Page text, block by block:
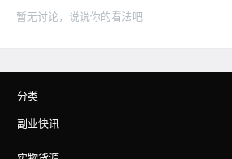
暂无讨论，说说你的看法吧
分类
副业快讯